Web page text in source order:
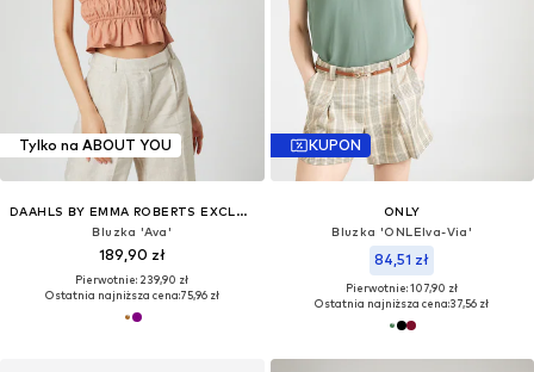
Tylko na ABOUT YOU
DAAHLS BY EMMA ROBERTS EXCLUSIVELY FOR ABOUT YOU
Bluzka 'Ava'
189,90 zł
Pierwotnie: 239,90 zł
Ostatnia najniższa cena:75,96 zł
KUPON
ONLY
Bluzka 'ONLElva-Via'
84,51 zł
Pierwotnie: 107,90 zł
Ostatnia najniższa cena:37,56 zł